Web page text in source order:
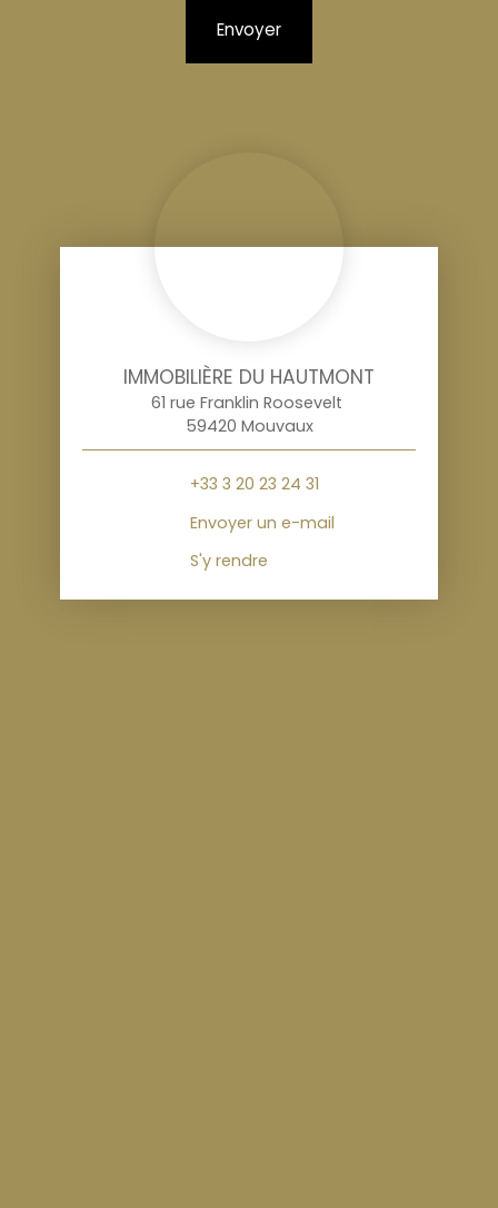
Envoyer
IMMOBILIÈRE DU HAUTMONT
61 rue Franklin Roosevelt
59420 Mouvaux
+33 3 20 23 24 31
Envoyer un e-mail
S'y rendre